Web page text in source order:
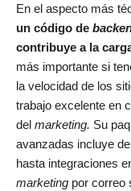
En el aspecto más
un código de
contribuye a la
más importante si
la velocidad de los
trabajo excelente en
del marketing. Su
avanzadas incluye
hasta integraciones
marketing por correo